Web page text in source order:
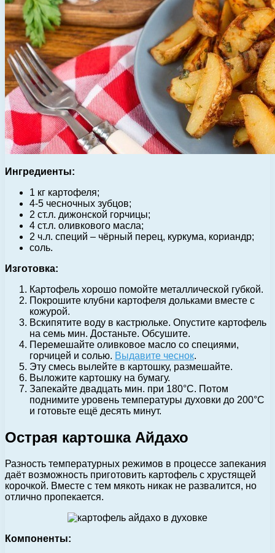
Ингредиенты:
1 кг картофеля;
4-5 чесночных зубцов;
2 ст.л. дижонской горчицы;
4 ст.л. оливкового масла;
2 ч.л. специй – чёрный перец, куркума, кориандр;
соль.
Изготовка:
Картофель хорошо помойте металлической губкой.
Покрошите клубни картофеля дольками вместе с
кожурой.
Вскипятите воду в кастрюльке. Опустите картофель
на семь мин. Достаньте. Обсушите.
Перемешайте оливковое масло со специями,
горчицей и солью. Выдавите чеснок.
Эту смесь вылейте в картошку, размешайте.
Выложите картошку на бумагу.
Запекайте двадцать мин. при 180°С. Потом
поднимите уровень температуры духовки до 200°С
и готовьте ещё десять минут.
Острая картошка Айдахо
Разность температурных режимов в процессе запекания
даёт возможность приготовить картофель с хрустящей
корочкой. Вместе с тем мякоть никак не развалится, но
отлично пропекается.
Компоненты: